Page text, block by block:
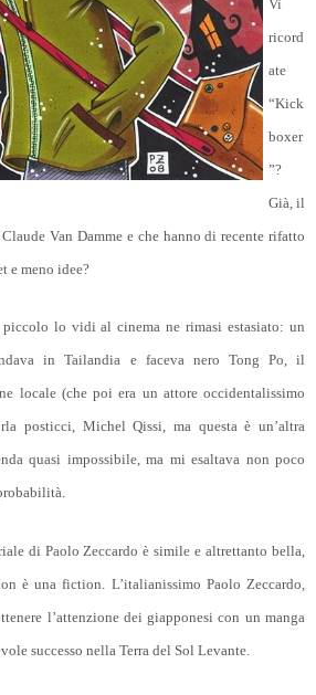
Vi
ricord
ate
“Kick
boxer
”?
Già, il
Van Damme e che hanno di recente rifatto
e meno idee?
lo vidi al cinema ne rimasi estasiato: un
in Tailandia e faceva nero Tong Po, il
locale (che poi era un attore occidentalissimo
posticci, Michel Qissi, ma questa è un’altra
quasi impossibile, ma mi esaltava non poco
di Paolo Zeccardo è simile e altrettanto bella,
è una fiction. L’italianissimo Paolo Zeccardo,
l’attenzione dei giapponesi con un manga
successo nella Terra del Sol Levante.